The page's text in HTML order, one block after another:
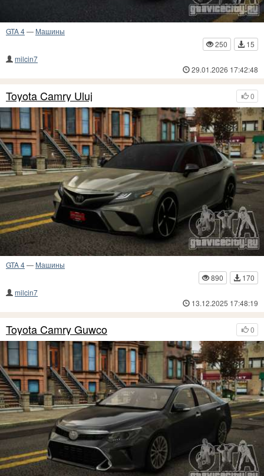
GTA 4— Машины
250
15
milcin7
29.01.2026 17:42:48
0
Toyota Camry Uluj
GTA 4— Машины
890
170
milcin7
13.12.2025 17:48:19
0
Toyota Camry Guwco